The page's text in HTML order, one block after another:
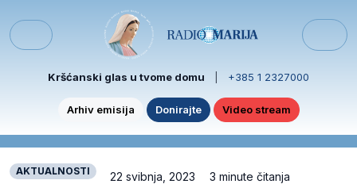
Menu
Kršćanski glas u tvome domu +385 1 2327000
Arhiv emisija Donirajte Video stream
AKTUALNOSTI 22 svibnja, 2023 3 minute čitanja